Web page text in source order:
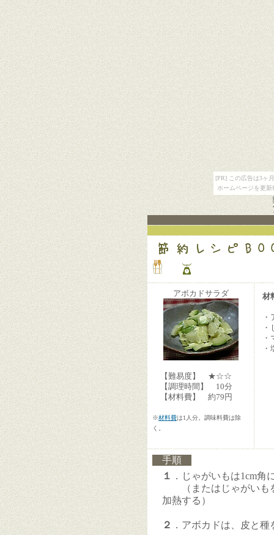
[PR] この広告は3ヶ
ホームページを更
アボカドサラダ
【難易度】 ★☆☆
【調理時間】 10分
【材料費】 約79円
※材料費は1人分。調味料費は除
く。
材
手順
１ ．じゃがいもは1cm角
（またはじゃがいも
加熱する）
２ ．アボカドは、皮と